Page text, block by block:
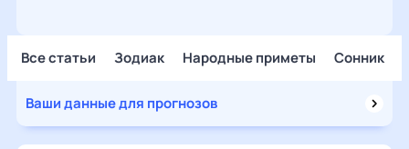
Все статьи Зодиак Народные приметы Сонник
Ваши данные для прогнозов